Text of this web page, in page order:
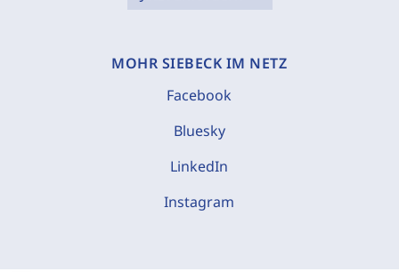
MOHR SIEBECK IM NETZ
Facebook
Bluesky
LinkedIn
Instagram